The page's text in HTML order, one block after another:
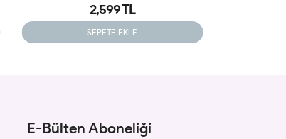
2,350 TL
SEPETE EKLE
E-Bülten Aboneliği